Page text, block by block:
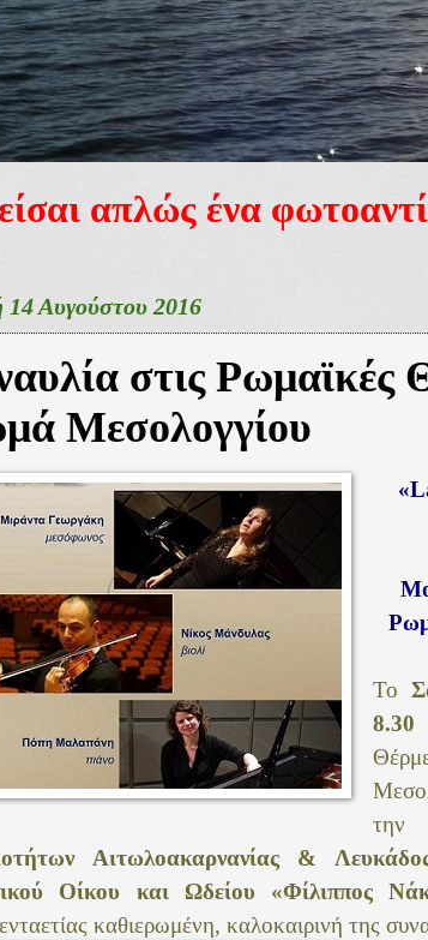
απλώς ένα
14 Αυγούστου 2016
στις Ρωμαϊκές
Μεσολογγίου
«
Το
την
Αιτωλοακαρνανίας &
Οίκου και Ωδείου «Φίλιππος
καθιερωμένη, καλοκαιρινή της